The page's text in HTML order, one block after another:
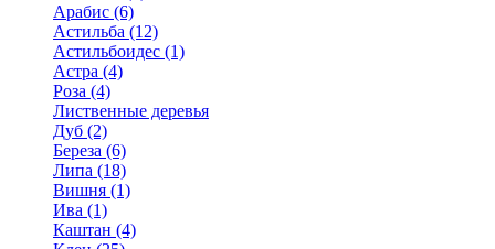
Арабис (6)
Астильба (12)
Астильбоидес (1)
Астра (4)
Роза (4)
Лиственные деревья
Дуб (2)
Береза (6)
Липа (18)
Вишня (1)
Ива (1)
Каштан (4)